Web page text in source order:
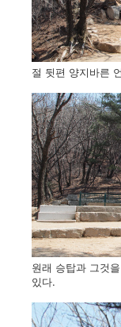
절 뒷편 양지바른
원래 승탑과 그것
있다.